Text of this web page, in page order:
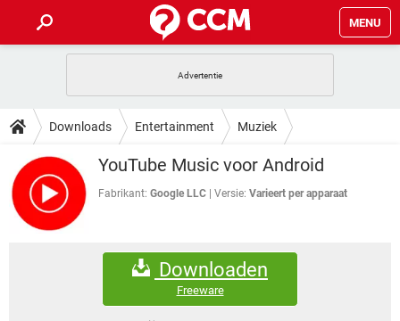
MENU
INSTAGRAM WINDOWS 10
NETFLIX CORONAVIRUS
GRATIS SNAPCHAT
TIKTOK
HOW-TO
VIDEOBELLEN GAMES
INSTAGRAM
NETFLIX
DOWNLOADS
VIDEOBELLEN GAMES
INSTAGRAM
CORONAVIRUS
SNAPCHAT
FORUM
WINDOWS 10
CORONAVIRUS
GAMES
Downloads Entertainment Muziek
YouTube Music voor Android
Fabrikant: Google LLC Versie: Varieert per apparaat
Downloaden
Freeware